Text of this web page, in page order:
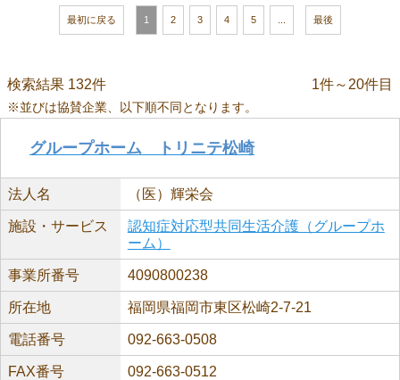
最初に戻る 1 2 3 4 5 最後
検索結果 132件 1件～20件目
※並びは協賛企業、以下順不同となります。
グループホーム トリニテ松崎
法人名 （医）輝栄会
施設・サービス
認知症対応型共同生活介護（グループホ
ーム）
事業所番号 4090800238
所在地 福岡県福岡市東区松崎2-7-21
電話番号 092-663-0508
FAX番号 092-663-0512